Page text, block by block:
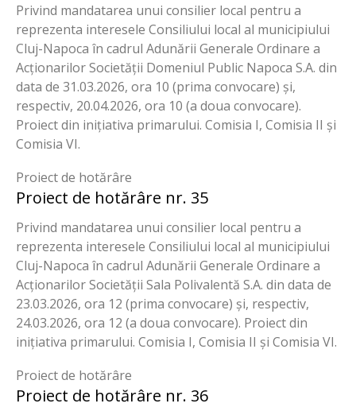
Privind mandatarea unui consilier local pentru a
reprezenta interesele Consiliului local al municipiului
Cluj-Napoca în cadrul Adunării Generale Ordinare a
Acționarilor Societății Domeniul Public Napoca S.A. din
data de 31.03.2026, ora 10 (prima convocare) și,
respectiv, 20.04.2026, ora 10 (a doua convocare).
Proiect din inițiativa primarului. Comisia I, Comisia II și
Comisia VI.
Proiect de hotărâre
Proiect de hotărâre nr. 35
Privind mandatarea unui consilier local pentru a
reprezenta interesele Consiliului local al municipiului
Cluj-Napoca în cadrul Adunării Generale Ordinare a
Acționarilor Societății Sala Polivalentă S.A. din data de
23.03.2026, ora 12 (prima convocare) și, respectiv,
24.03.2026, ora 12 (a doua convocare). Proiect din
inițiativa primarului. Comisia I, Comisia II și Comisia VI.
Proiect de hotărâre
Proiect de hotărâre nr. 36